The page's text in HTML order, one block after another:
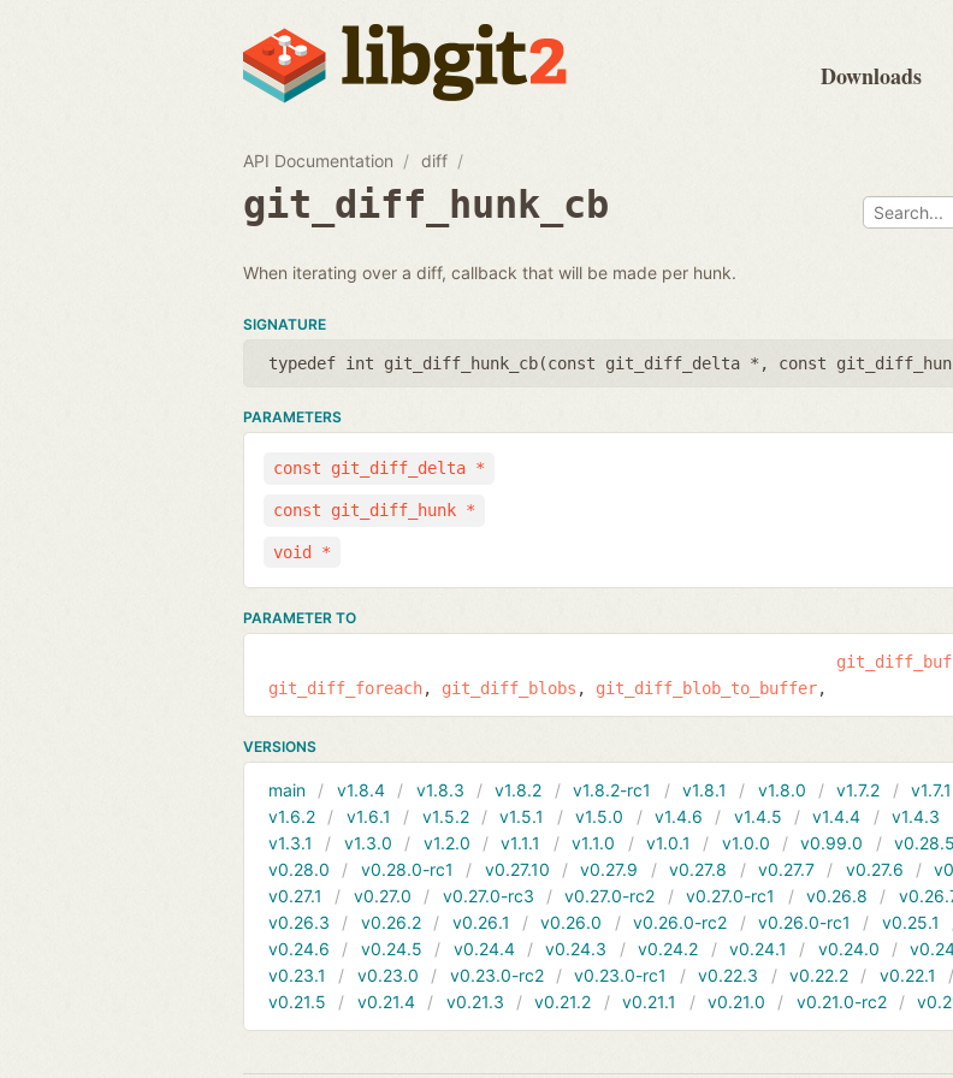
Downloads
API Documentation diff
git_diff_hunk_cb
When iterating over a diff, callback that will be made per hunk.
SIGNATURE
typedef int git_diff_hunk_cb(const git_diff_delta * , const
PARAMETERS
const git_diff_delta *
const git_diff_hunk *
void *
PARAMETER TO
git_diff_foreach git_diff_blobs git_diff_blob_to_buffer
VERSIONS
main v1.8.4 v1.8.3 v1.8.2 v1.8.2-rc1 v1.8.1 v1.8.0 v1.7.2 v1.7.1
v1.6.2
v1.6.1 v1.5.2 v1.5.1 v1.5.0 v1.4.6 v1.4.5 v1.4.4 v1.4.3
v1.3.1
v1.3.0 v1.2.0 v1.1.1 v1.1.0 v1.0.1 v1.0.0 v0.99.0 v0.28.5
v0.28.0
v0.28.0-rc1 v0.27.10 v0.27.9 v0.27.8 v0.27.7 v0.27.6
v0.27.1
v0.27.0 v0.27.0-rc3 v0.27.0-rc2 v0.27.0-rc1 v0.26.8
v0.26.3
v0.26.2 v0.26.1 v0.26.0 v0.26.0-rc2 v0.26.0-rc1 v0.25.1
v0.24.6
v0.24.5 v0.24.4 v0.24.3 v0.24.2 v0.24.1 v0.24.0
v0.23.1
v0.23.0 v0.23.0-rc2 v0.23.0-rc1 v0.22.3 v0.22.2 v0.22.1
v0.21.5
v0.21.4 v0.21.3 v0.21.2 v0.21.1 v0.21.0 v0.21.0-rc2